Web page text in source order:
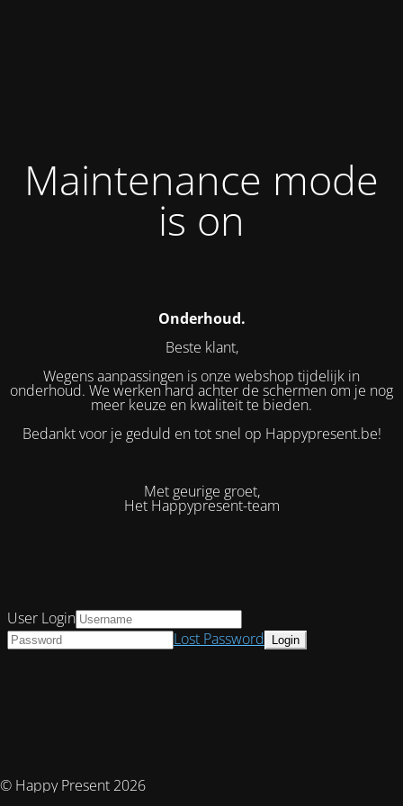
Maintenance mode
is on
Onderhoud.
Beste klant,
Wegens aanpassingen is onze webshop tijdelijk in
onderhoud. We werken hard achter de schermen om je nog
meer keuze en kwaliteit te bieden.
Bedankt voor je geduld en tot snel op Happypresent.be!
Met geurige groet,
Het Happypresent-team
© Happy Present 2026
User Login
Lost Password